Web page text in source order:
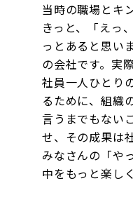
当時の職場とキ
きっと、「えっ
っとあると思い
の会社です。実
社員一人ひとり
るために、組織
言うまでもない
せ、その成果は
みなさんの「や
中をもっと楽し